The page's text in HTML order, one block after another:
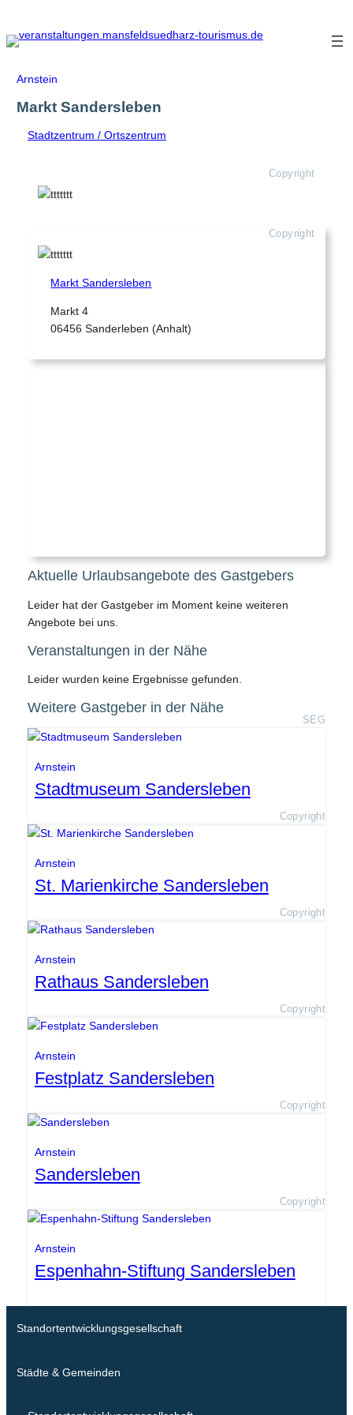
Inhalt
springen
Arnstein
Markt Sandersleben
Stadtzentrum / Ortszentrum
Copyright
Copyright
Markt Sandersleben
Markt 4
06456 Sanderleben (Anhalt)
Aktuelle Urlaubsangebote des Gastgebers
Leider hat der Gastgeber im Moment keine weiteren
Angebote bei uns.
Veranstaltungen in der Nähe
Leider wurden keine Ergebnisse gefunden.
Weitere Gastgeber in der Nähe
SEG
Arnstein
Stadtmuseum Sandersleben
Copyright
Arnstein
St. Marienkirche Sandersleben
Copyright
Arnstein
Rathaus Sandersleben
Copyright
Arnstein
Festplatz Sandersleben
Copyright
Arnstein
Sandersleben
Copyright
Arnstein
Espenhahn-Stiftung Sandersleben
Standortentwicklungsgesellschaft
Städte & Gemeinden